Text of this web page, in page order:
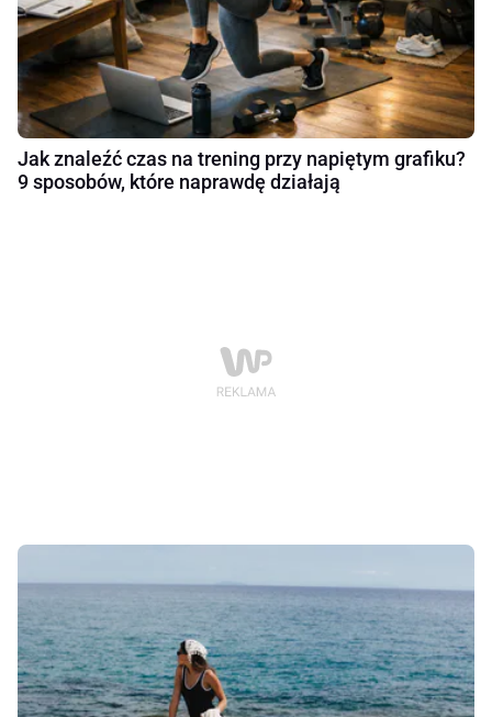
Jak znaleźć czas na trening przy napiętym grafiku?
9 sposobów, które naprawdę działają